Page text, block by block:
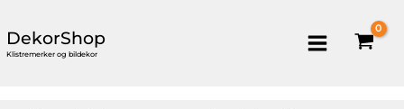
DekorShop
Klistremerker og bildekor